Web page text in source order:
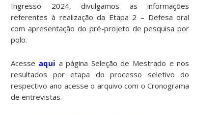
Ingresso 2024, divulgamos as informações
referentes à realização da Etapa 2 – Defesa oral
com apresentação do pré-projeto de pesquisa por
polo.
Acesseaqui a página Seleção de Mestrado e nos
resultados por etapa do processo seletivo do
respectivo ano acesse o arquivo com o Cronograma
de entrevistas.